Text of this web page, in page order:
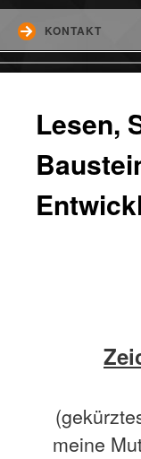
KONTAKT
Lesen,
meine